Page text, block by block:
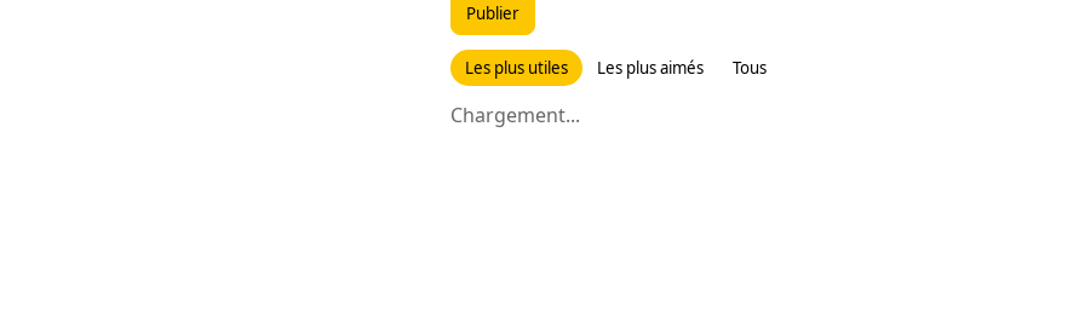
Publier
Les plus utiles Les plus aimés Tous
Chargement...